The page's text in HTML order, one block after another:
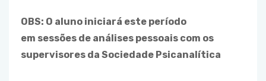
OBS: O aluno iniciará este período
em sessões de análises pessoais com os
supervisores da Sociedade Psicanalítica